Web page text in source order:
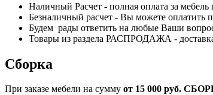
Наличный Расчет - полная оплата за
Безналичный расчет - Вы можете оплатить
Будем рады ответить на любые Ваши
Товары из раздела РАСПРОДАЖА -
Сборка
При заказе мебели на сумму от 15 000 руб.